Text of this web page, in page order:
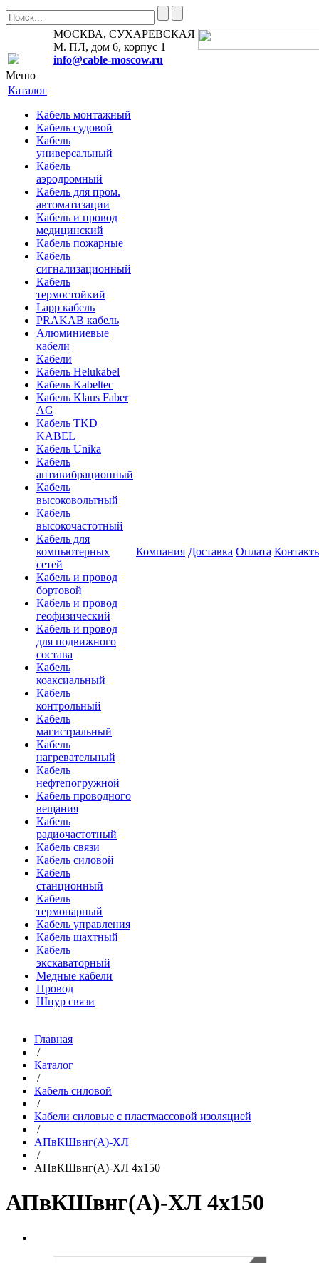
МОСКВА, СУХАРЕВСКАЯ
М. ПЛ, дом 6, корпус 1
info@cable-moscow.ru
Меню
Каталог
Кабель монтажный
Кабель судовой
Кабель
универсальный
Кабель
аэродромный
Кабель для пром.
автоматизации
Кабель и провод
медицинский
Кабель пожарные
Кабель
сигнализационный
Кабель
термостойкий
Lapp кабель
PRAKAB кабель
Алюминиевые
кабели
Кабели
Кабель Helukabel
Кабель Kabeltec
Кабель Klaus Faber
AG
Кабель TKD
KABEL
Кабель Unika
Кабель
антивибрационный
Кабель
высоковольтный
Кабель
высокочастотный
Кабель для
компьютерных
сетей
Кабель и провод
бортовой
Кабель и провод
геофизический
Кабель и провод
для подвижного
состава
Кабель
коаксиальный
Кабель
контрольный
Кабель
магистральный
Кабель
нагревательный
Кабель
нефтепогружной
Кабель проводного
вещания
Кабель
радиочастотный
Кабель связи
Кабель силовой
Кабель
станционный
Кабель
термопарный
Кабель управления
Кабель шахтный
Кабель
экскаваторный
Медные кабели
Провод
Шнур связи
Компания Доставка Оплата
Главная
/
Каталог
/
Кабель силовой
/
Кабели силовые с пластмассовой изоляцией
/
АПвКШвнг(A)-ХЛ
/
АПвКШвнг(A)-ХЛ 4х150
АПвКШвнг(A)-ХЛ 4х150